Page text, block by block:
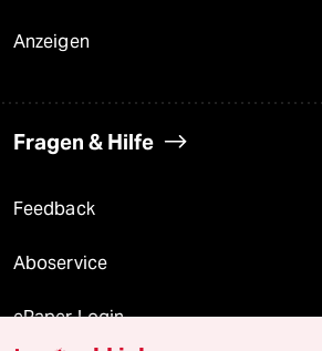
Anzeigen
Fragen & Hilfe
Feedback
Aboservice
ePaper Login